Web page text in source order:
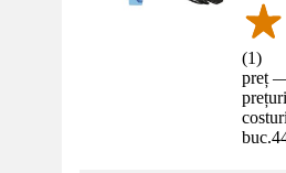
(1)
preț
buc.